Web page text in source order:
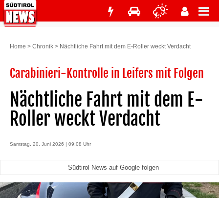
Home > Chronik > Nächtliche Fahrt mit dem E-Roller weckt Verdacht
Carabinieri-Kontrolle in Leifers mit Folgen
Nächtliche Fahrt mit dem E-
Roller weckt Verdacht
Samstag, 20. Juni 2026 | 09:08 Uhr
Südtirol News auf Google folgen